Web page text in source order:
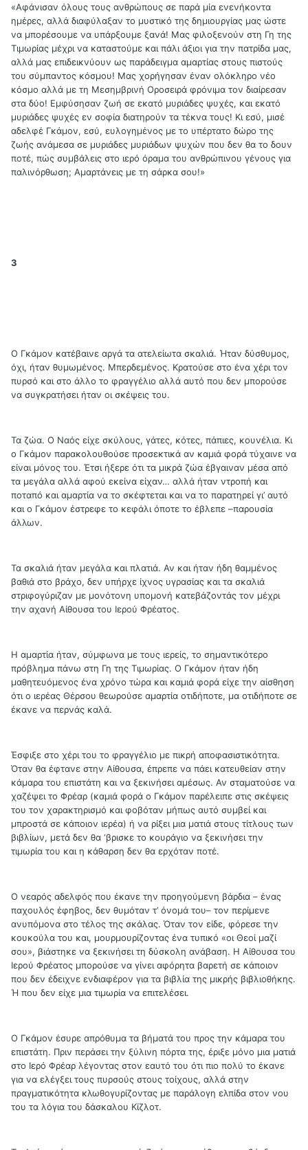
«Αφάνισαν όλους τους ανθρώπους σε παρά μία ενενήκοντα
ημέρες, αλλά διαφύλαξαν το μυστικό της δημιουργίας μας ώστε
να μπορέσουμε να υπάρξουμε ξανά! Μας φιλοξενούν στη Γη της
Τιμωρίας μέχρι να καταστούμε και πάλι άξιοι για την πατρίδα μας,
αλλά μας επιδεικνύουν ως παράδειγμα αμαρτίας στους πιστούς
του σύμπαντος κόσμου! Μας χορήγησαν έναν ολόκληρο νέο
κόσμο αλλά με τη Μεσημβρινή Οροσειρά φρόνιμα τον διαίρεσαν
στα δύο! Εμφύσησαν ζωή σε εκατό μυριάδες ψυχές, και εκατό
μυριάδες ψυχές εν σοφία διατηρούν τα τέκνα τους! Κι εσύ, μισέ
αδελφέ Γκάμον, εσύ, ευλογημένος με το υπέρτατο δώρο της
ζωής ανάμεσα σε μυριάδες μυριάδων ψυχών που δεν θα το δουν
ποτέ, πώς συμβάλεις στο ιερό όραμα του ανθρώπινου γένους για
παλινόρθωση; Αμαρτάνεις με τη σάρκα σου!»
3
Ο Γκάμον κατέβαινε αργά τα ατελείωτα σκαλιά. Ήταν δύσθυμος,
όχι, ήταν θυμωμένος. Μπερδεμένος. Κρατούσε στο ένα χέρι τον
πυρσό και στο άλλο το φραγγέλιο αλλά αυτό που δεν μπορούσε
να συγκρατήσει ήταν οι σκέψεις του.
Τα ζώα. Ο Ναός είχε σκύλους, γάτες, κότες, πάπιες, κουνέλια. Κι
ο Γκάμον παρακολουθούσε προσεκτικά αν καμιά φορά τύχαινε να
είναι μόνος του. Έτσι ήξερε ότι τα μικρά ζώα έβγαιναν μέσα από
τα μεγάλα αλλά αφού εκείνα είχαν… αλλά ήταν ντροπή και
ποταπό και αμαρτία να το σκέφτεται και να το παρατηρεί γι’ αυτό
και ο Γκάμον έστρεφε το κεφάλι όποτε το έβλεπε –παρουσία
άλλων.
Τα σκαλιά ήταν μεγάλα και πλατιά. Αν και ήταν ήδη θαμμένος
βαθιά στο βράχο, δεν υπήρχε ίχνος υγρασίας και τα σκαλιά
στριφογύριζαν με μονότονη υπομονή κατεβάζοντάς τον μέχρι
την αχανή Αίθουσα του Ιερού Φρέατος.
Η αμαρτία ήταν, σύμφωνα με τους ιερείς, το σημαντικότερο
πρόβλημα πάνω στη Γη της Τιμωρίας. Ο Γκάμον ήταν ήδη
μαθητευόμενος ένα χρόνο τώρα και καμιά φορά είχε την αίσθηση
ότι ο ιερέας Θέρσου θεωρούσε αμαρτία οτιδήποτε, μα οτιδήποτε σε
έκανε να περνάς καλά.
Έσφιξε στο χέρι του το φραγγέλιο με πικρή αποφασιστικότητα.
Όταν θα έφτανε στην Αίθουσα, έπρεπε να πάει κατευθείαν στην
κάμαρα του επιστάτη και να ξεκινήσει αμέσως. Αν σταματούσε να
χαζέψει το Φρέαρ (καμιά φορά ο Γκάμον παρέλειπε στις σκέψεις
του τον χαρακτηρισμό και φοβόταν μήπως αυτό συμβεί και
μπροστά σε κάποιον ιερέα) ή να ρίξει μια ματιά στους τίτλους των
βιβλίων, μετά δεν θα ‘βρισκε το κουράγιο να ξεκινήσει την
τιμωρία του και η κάθαρση δεν θα ερχόταν ποτέ.
Ο νεαρός αδελφός που έκανε την προηγούμενη βάρδια – ένας
παχουλός έφηβος, δεν θυμόταν τ’ όνομά του– τον περίμενε
ανυπόμονα στο τέλος της σκάλας. Όταν τον είδε, φόρεσε την
κουκούλα του και, μουρμουρίζοντας ένα τυπικό «οι Θεοί μαζί
σου», βιάστηκε να ξεκινήσει τη δύσκολη ανάβαση. Η Αίθουσα του
Ιερού Φρέατος μπορούσε να γίνει αφόρητα βαρετή σε κάποιον
που δεν έδειχνε ενδιαφέρον για τα βιβλία της μικρής βιβλιοθήκης.
Ή που δεν είχε μια τιμωρία να επιτελέσει.
Ο Γκάμον έσυρε απρόθυμα τα βήματά του προς την κάμαρα του
επιστάτη. Πριν περάσει την ξύλινη πόρτα της, έριξε μόνο μια ματιά
στο Ιερό Φρέαρ λέγοντας στον εαυτό του ότι πιο πολύ το έκανε
για να ελέγξει τους πυρσούς στους τοίχους, αλλά στην
πραγματικότητα κλωθογυρίζοντας με παράλογη ελπίδα στον νου
του τα λόγια του δάσκαλου Κίζλοτ.